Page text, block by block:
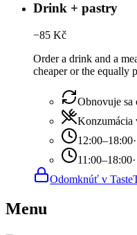
Drink + pastry
−85 Kč
Order a drink and a
cheaper or the equally
Obnovuje sa
Konzumácia
12:00–18:00·
11:00–18:00·
Odomknúť v
Menu